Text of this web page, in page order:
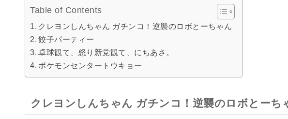
Table of Contents
クレヨンしんちゃん ガチンコ！逆襲のロボとーちゃん
餃子パーティー
卓球観て、怒り新党観て、にちあさ。
ポケモンセンタートウキョー
クレヨンしんちゃん ガチンコ！逆襲のロボとーち